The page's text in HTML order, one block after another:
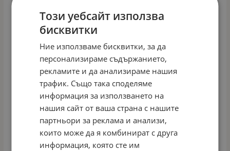
ДЕТСКИ ВЕЛОСИПЕД 16" ALLOY SPECIAL СИН
Арт.№: 56863
171.28 € / 334.99 лв.
КУПИ
Този уебсайт използва
бисквитки
Ние използваме бисквитки, за да
персонализираме съдържанието,
рекламите и да анализираме нашия
трафик. Също така споделяме
информация за използването на
нашия сайт от ваша страна с нашите
партньори за реклама и анализи,
които може да я комбинират с друга
информация, която сте им